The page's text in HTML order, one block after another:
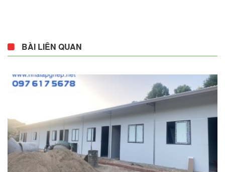
BÀI LIÊN QUAN